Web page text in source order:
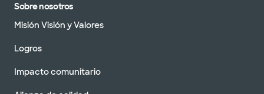
Sobre nosotros
Misión Visión y Valores
Logros
Impacto comunitario